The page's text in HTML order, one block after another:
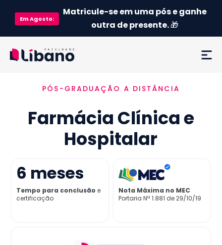
EmAgosto:
Matricule-se em uma pós e ganhe
outra de presente.🎁
Ementa
Como funciona
Credenciamento MEC
Preço
Já sou aluno
PÓS-GRADUAÇÃO A DISTÂNCIA
Farmácia Clínica e
Hospitalar
6 meses
Tempo para conclusão e
certificação
Nota Máxima no MEC
Portaria Nª 1.881 de 29/10/19